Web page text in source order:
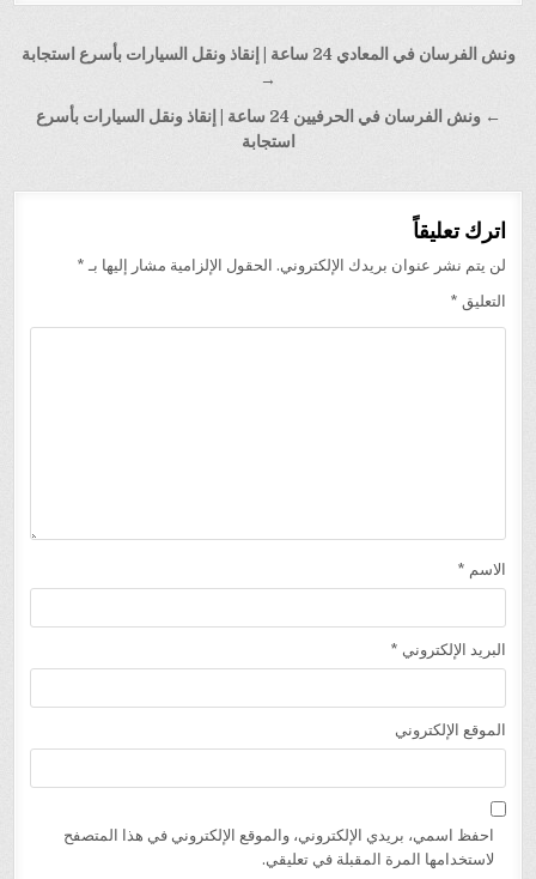
تصفّح
ونش الفرسان في المعادي 24 ساعة | إنقاذ ونقل السيارات بأسرع استجابة
→
← ونش الفرسان في الحرفيين 24 ساعة | إنقاذ ونقل السيارات بأسرع
استجابة
اترك تعليقاً
لن يتم نشر عنوان بريدك الإلكتروني. الحقول الإلزامية مشار إليها بـ *
التعليق *
الاسم *
البريد الإلكتروني *
الموقع الإلكتروني
احفظ اسمي، بريدي الإلكتروني، والموقع الإلكتروني في هذا المتصفح
لاستخدامها المرة المقبلة في تعليقي.